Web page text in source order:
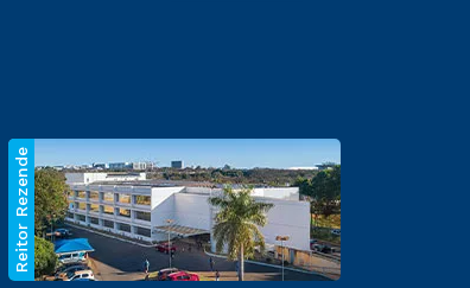
Reitor Rezende